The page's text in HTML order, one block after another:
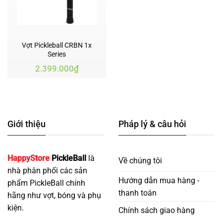
Vợt Pickleball CRBN 1x
Series
2.399.000₫
Giới thiệu
HappyStore PickleBall là
nhà phân phối các sản
phẩm PickleBall chính
hãng như vợt, bóng và phụ
kiện.
Pháp lý & câu hỏi
Về chúng tôi
Hướng dẫn mua hàng -
thanh toán
Chính sách giao hàng